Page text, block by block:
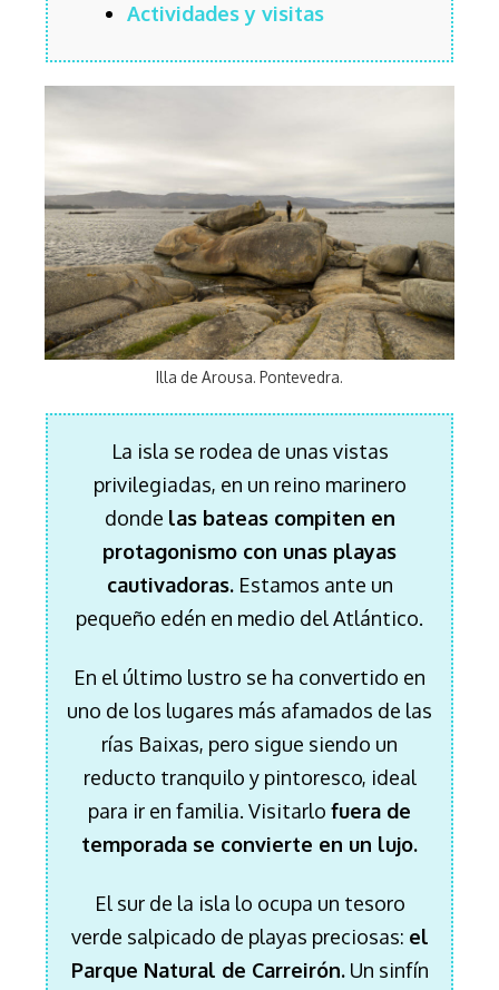
Actividades y visitas
Illa de Arousa. Pontevedra.
La isla se rodea de unas vistas
privilegiadas, en un reino marinero
donde las bateas compiten en
protagonismo con unas playas
cautivadoras.Estamos ante un
pequeño edén en medio del Atlántico.
En el último lustro se ha convertido en
uno de los lugares más afamados de las
rías Baixas, pero sigue siendo un
reducto tranquilo y pintoresco, ideal
para ir en familia. Visitarlo fuera de
temporada se convierte en un lujo.
El sur de la isla lo ocupa un tesoro
verde salpicado de playas preciosas: el
Parque Natural de Carreirón.Un sinfín